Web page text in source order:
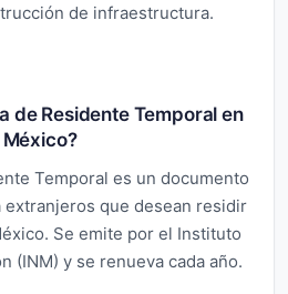
de infraestructura.
de Residente Temporal en
México?
Temporal es un documento
que desean residir
Se emite por el Instituto
(INM) y se renueva cada año.